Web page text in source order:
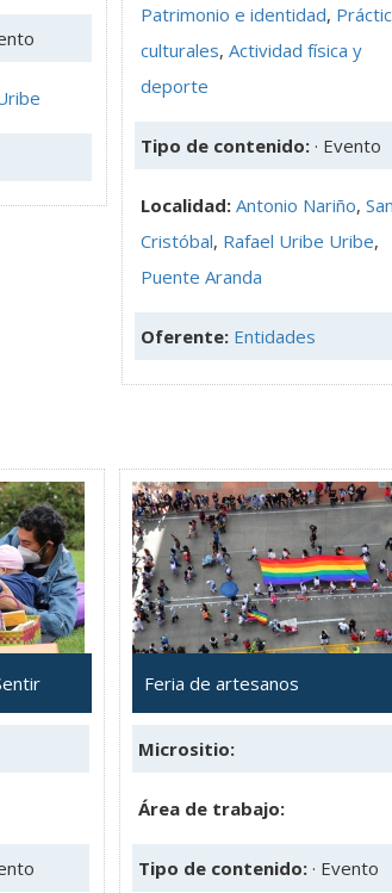
Patrimonio e identidad,
culturales, Actividad física y
deporte
Tipo de contenido: · Evento
Localidad: Antonio Nariño,
Cristóbal, Rafael Uribe Uribe,
Puente Aranda
Oferente: Entidades
Feria de artesanos
Micrositio:
Área de trabajo:
Tipo de contenido: · Evento